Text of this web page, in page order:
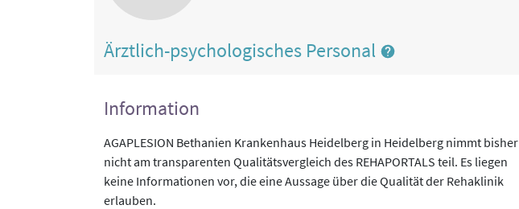
Ärztlich-psychologisches Personal
Information
AGAPLESION Bethanien Krankenhaus Heidelberg in Heidelberg nimmt bisher
nicht am transparenten Qualitätsvergleich des REHAPORTALS teil. Es liegen
keine Informationen vor, die eine Aussage über die Qualität der Rehaklinik
erlauben.